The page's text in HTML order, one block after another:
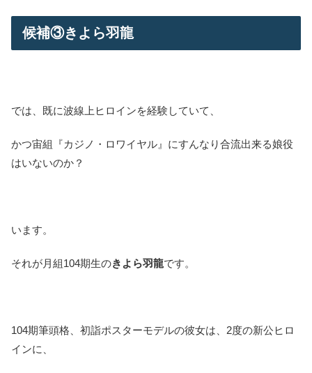
候補③きよら羽龍
では、既に波線上ヒロインを経験していて、
かつ宙組『カジノ・ロワイヤル』にすんなり合流出来る娘役
はいないのか？
います。
それが月組104期生のきよら羽龍です。
104期筆頭格、初詣ポスターモデルの彼女は、2度の新公ヒロ
インに、